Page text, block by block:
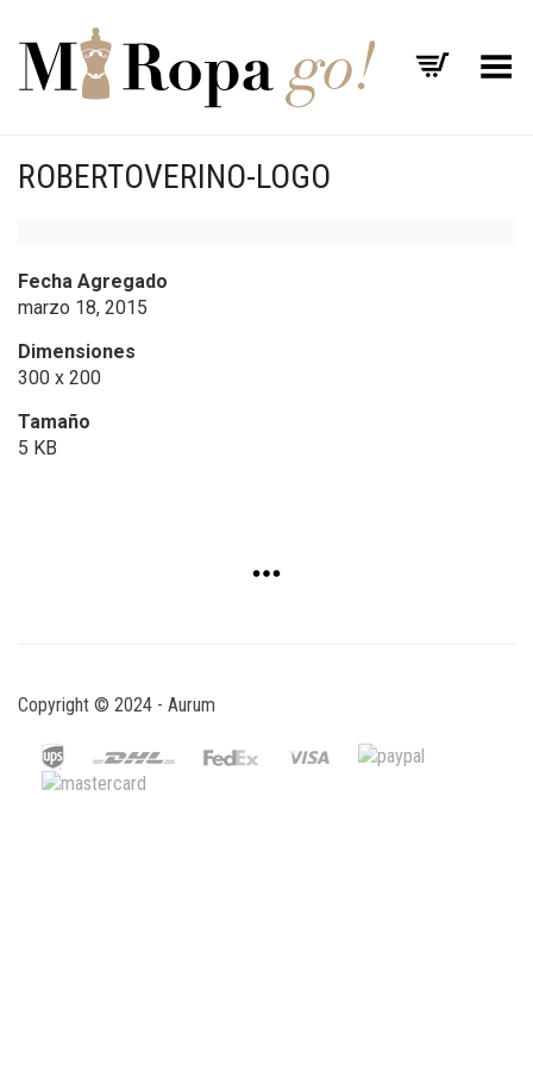
Menú
ROBERTOVERINO-LOGO
Fecha Agregado
marzo 18, 2015
Dimensiones
300 x 200
Tamaño
5 KB
Copyright © 2024 - Aurum